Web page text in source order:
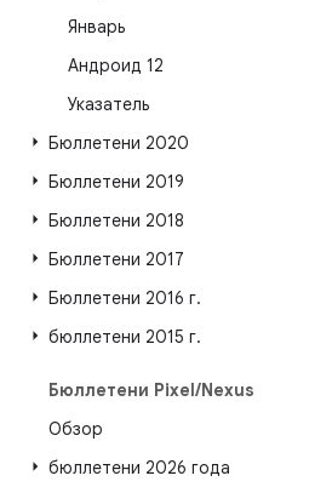
Январь
Андроид 12
Указатель
Бюллетени 2020
Бюллетени 2019
Бюллетени 2018
Бюллетени 2017
Бюллетени 2016 г.
бюллетени 2015 г.
Бюллетени Pixel/Nexus
Обзор
бюллетени 2026 года